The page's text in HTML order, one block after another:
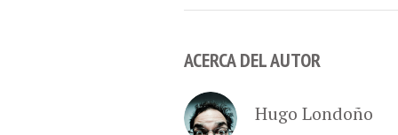
ACERCA DEL AUTOR
Hugo Londoño